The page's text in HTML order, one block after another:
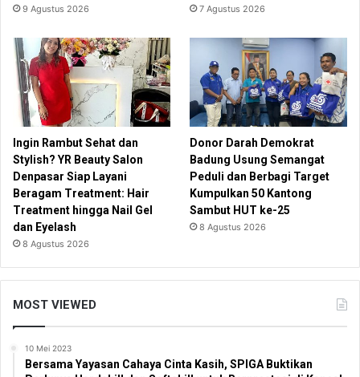
9 Agustus 2026 7 Agustus 2026
Ingin Rambut Sehat dan
Stylish? YR Beauty Salon
Denpasar Siap Layani
Beragam Treatment: Hair
Treatment hingga Nail Gel
dan Eyelash
8 Agustus 2026
Donor Darah Demokrat
Badung Usung Semangat
Peduli dan Berbagi Target
Kumpulkan 50 Kantong
Sambut HUT ke-25
8 Agustus 2026
MOST VIEWED
10 Mei 2023
Bersama Yayasan Cahaya Cinta Kasih, SPIGA Buktikan